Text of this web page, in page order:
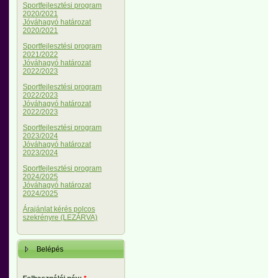
Sportfejlesztési program
2020/2021
Jóváhagyó határozat
2020/2021
Sportfejlesztési program
2021/2022
Jóváhagyó határozat
2022/2023
Sportfejlesztési program
2022/2023
Jóváhagyó határozat
2022/2023
Sportfejlesztési program
2023/2024
Jóváhagyó határozat
2023/2024
Sportfejlesztési program
2024/2025
Jóváhagyó határozat
2024/2025
Árajánlat kérés polcos
szekrényre (LEZÁRVA)
Belépés